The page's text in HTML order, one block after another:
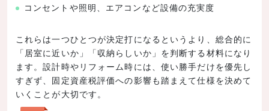
コンセントや照明、エアコンなど設備の充実度
これらは一つひとつが決定打になるというより、総合的に
「居室に近いか」「収納らしいか」を判断する材料になり
ます。設計時やリフォーム時には、使い勝手だけを優先し
すぎず、固定資産税評価への影響も踏まえて仕様を決めて
いくことが大切です。